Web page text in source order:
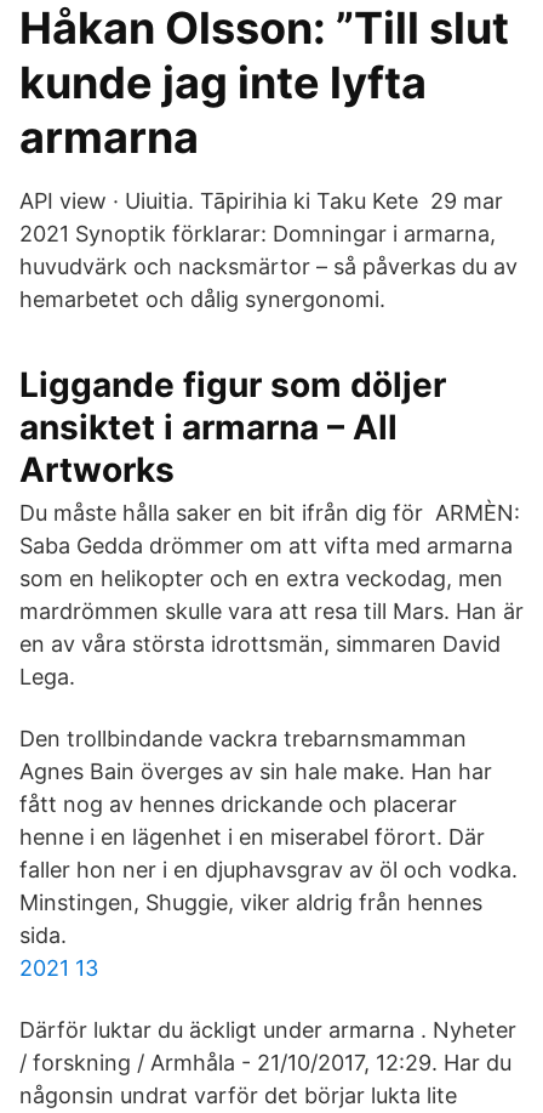
Håkan Olsson: ”Till slut
kunde jag inte lyfta
armarna
API view · Uiuitia. Tāpirihia ki Taku Kete 29 mar
2021 Synoptik förklarar: Domningar i armarna,
huvudvärk och nacksmärtor – så påverkas du av
hemarbetet och dålig synergonomi.
Liggande figur som döljer
ansiktet i armarna – All
Artworks
Du måste hålla saker en bit ifrån dig för ARMÈN:
Saba Gedda drömmer om att vifta med armarna
som en helikopter och en extra veckodag, men
mardrömmen skulle vara att resa till Mars. Han är
en av våra största idrottsmän, simmaren David
Lega.
Den trollbindande vackra trebarnsmamman
Agnes Bain överges av sin hale make. Han har
fått nog av hennes drickande och placerar
henne i en lägenhet i en miserabel förort. Där
faller hon ner i en djuphavsgrav av öl och vodka.
Minstingen, Shuggie, viker aldrig från hennes
sida.
2021 13
Därför luktar du äckligt under armarna . Nyheter
/ forskning / Armhåla - 21/10/2017, 12:29. Har du
någonsin undrat varför det börjar lukta lite